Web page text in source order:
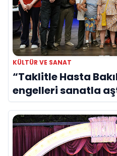
KÜLTÜR VE SANAT
“Taklitle Hasta
engelleri sanatla